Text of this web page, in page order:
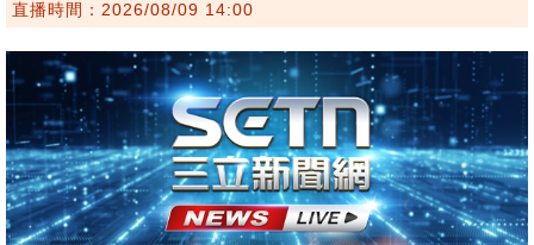
直播時間：2026/08/09 14:00